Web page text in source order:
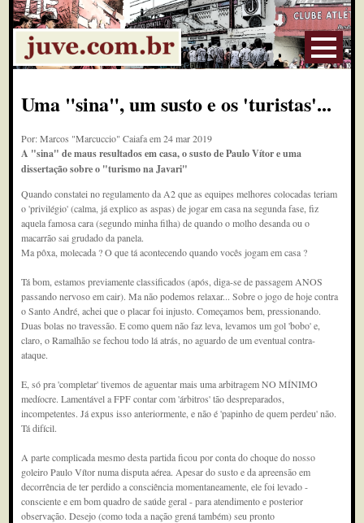
Uma "sina", um susto e os 'turistas'...
Por: Marcos "Marcuccio" Caiafa em 24 mar 2019
A "sina" de maus resultados em casa, o susto de Paulo Vítor e uma
dissertação sobre o "turismo na Javari"
Quando constatei no regulamento da A2 que as equipes melhores colocadas teriam
o 'privilégio' (calma, já explico as aspas) de jogar em casa na segunda fase, fiz
aquela famosa cara (segundo minha filha) de quando o molho desanda ou o
macarrão sai grudado da panela.
Ma pôxa, molecada ? O que tá acontecendo quando vocês jogam em casa ?
Tá bom, estamos previamente classificados (após, diga-se de passagem ANOS
passando nervoso em cair). Ma não podemos relaxar... Sobre o jogo de hoje contra
o Santo André, achei que o placar foi injusto. Começamos bem, pressionando.
Duas bolas no travessão. E como quem não faz leva, levamos um gol 'bobo' e,
claro, o Ramalhão se fechou todo lá atrás, no aguardo de um eventual contra-
ataque.
E, só pra 'completar' tivemos de aguentar mais uma arbitragem NO MÍNIMO
medíocre. Lamentável a FPF contar com 'árbitros' tão despreparados,
incompetentes. Já expus isso anteriormente, e não é 'papinho de quem perdeu' não.
Tá difícil.
A parte complicada mesmo desta partida ficou por conta do choque do nosso
goleiro Paulo Vítor numa disputa aérea. Apesar do susto e da apreensão em
decorrência de ter perdido a consciência momentaneamente, ele foi levado -
consciente e em bom quadro de saúde geral - para atendimento e posterior
observação. Desejo (como toda a nação grená também) seu pronto